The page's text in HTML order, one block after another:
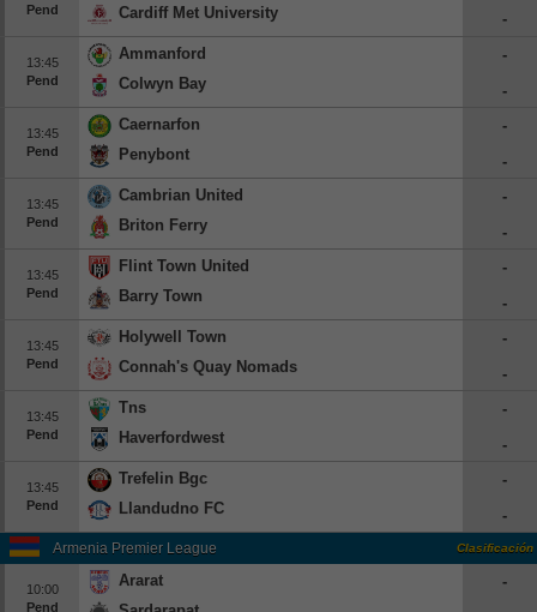
Pend
Cardiff Met University
-
13:45
Pend
Ammanford
Colwyn Bay
-
-
13:45
Pend
Caernarfon
Penybont
-
-
13:45
Pend
Cambrian United
Briton Ferry
-
-
13:45
Pend
Flint Town United
Barry Town
-
-
13:45
Pend
Holywell Town
Connah's Quay Nomads
-
-
13:45
Pend
Tns
Haverfordwest
-
-
13:45
Pend
Trefelin Bgc
Llandudno FC
-
-
Armenia Premier League Clasificación
10:00
Pend
Ararat
-